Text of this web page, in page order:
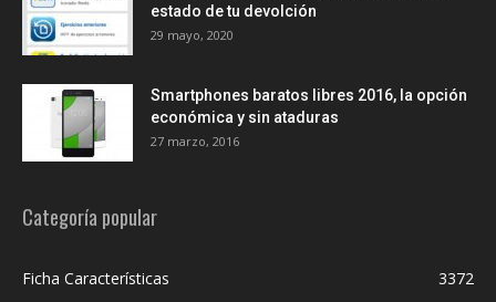
estado de tu devolción
29 mayo, 2020
Smartphones baratos libres 2016, la opción
económica y sin ataduras
27 marzo, 2016
Categoría popular
Ficha Características
3372